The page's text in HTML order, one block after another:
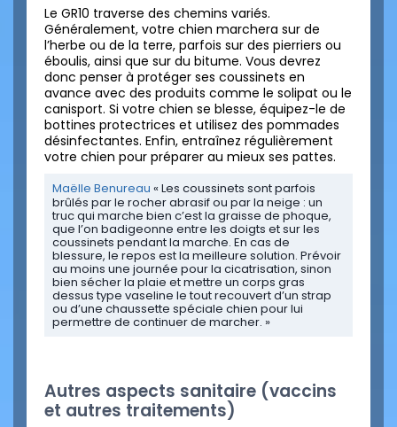
Le GR10 traverse des chemins variés.
Généralement, votre chien marchera sur de
l’herbe ou de la terre, parfois sur des pierriers ou
éboulis, ainsi que sur du bitume. Vous devrez
donc penser à protéger ses coussinets en
avance avec des produits comme le solipat ou le
canisport. Si votre chien se blesse, équipez-le de
bottines protectrices et utilisez des pommades
désinfectantes. Enfin, entraînez régulièrement
votre chien pour préparer au mieux ses pattes.
Maëlle Benureau « Les coussinets sont parfois
brûlés par le rocher abrasif ou par la neige : un
truc qui marche bien c’est la graisse de phoque,
que l’on badigeonne entre les doigts et sur les
coussinets pendant la marche. En cas de
blessure, le repos est la meilleure solution. Prévoir
au moins une journée pour la cicatrisation, sinon
bien sécher la plaie et mettre un corps gras
dessus type vaseline le tout recouvert d’un strap
ou d’une chaussette spéciale chien pour lui
permettre de continuer de marcher. »
Autres aspects sanitaire (vaccins
et autres traitements)